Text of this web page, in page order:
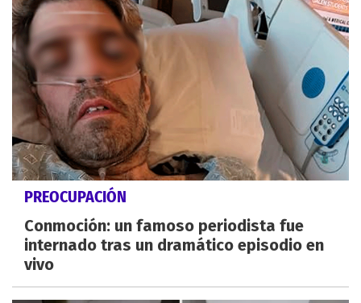
PREOCUPACIÓN
Conmoción: un famoso periodista fue
internado tras un dramático episodio en
vivo